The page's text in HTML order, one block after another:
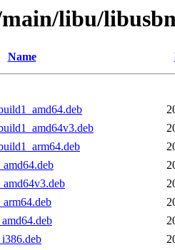
libu/
Name